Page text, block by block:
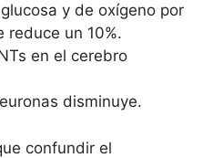
y de oxígeno por
reduce un 10%.
en el cerebro
disminuye.
confundir el